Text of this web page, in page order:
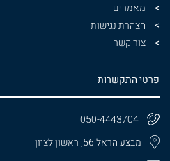
מאמרים
הצהרת נגישות
צור קשר
פרטי התקשרות
050-4443704
מבצע הראל 56, ראשון לציון